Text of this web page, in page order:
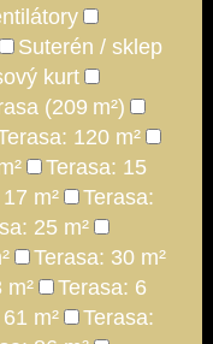
Suterén / sklep
kurt
(209 m²)
120 m²
Terasa: 15
m²
Terasa:
25 m²
Terasa: 30 m²
m²
Terasa: 6
m²
Terasa: